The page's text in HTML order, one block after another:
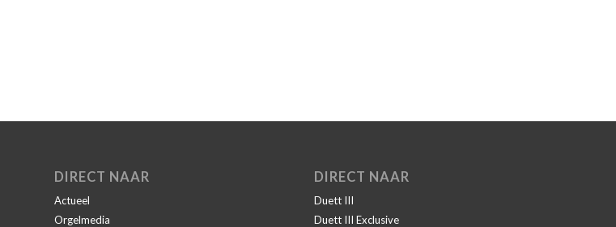
DIRECT NAAR
Actueel
Orgelmedia
DIRECT NAAR
Duett III
Duett III Exclusive